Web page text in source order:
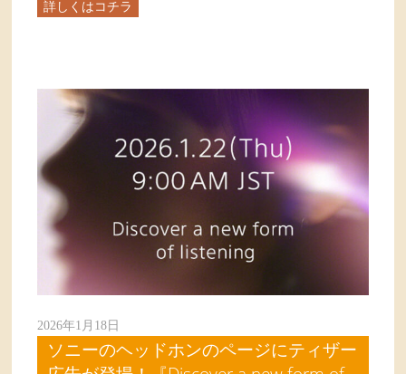
詳しくはコチラ
2026年1月18日
ソニーのヘッドホンのページにティザー